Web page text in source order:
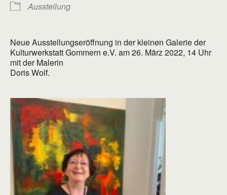
Ausstellung
Neue Ausstellungseröffnung in der kleinen Galerie der
Kulturwerkstatt Gommern e.V. am 26. März 2022, 14 Uhr
mit der Malerin
Doris Wolf.